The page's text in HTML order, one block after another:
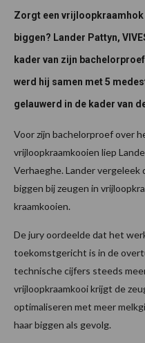
Zorgt een
biggen? Lander Pattyn,
kader van zijn
werd hij samen met 5
gelauwerd in de kader van
Voor zijn bachelorproef over
vrijloopkraamkooien liep
Verhaeghe. Lander
biggen bij zeugen in
kraamkooien.
De jury oordeelde dat het
toekomstgericht is in de
technische cijfers steeds
vrijloopkraamkooi krijgt de
optimaliseren met meer
haar biggen als gevolg.